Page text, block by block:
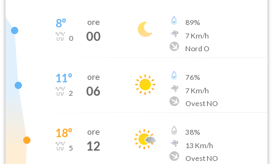
8°
0
ore
00
89%
7Km/h
Nord O
11°
2
ore
06
76%
7Km/h
Ovest NO
18°
5
ore
12
38%
13 Km/h
Ovest NO